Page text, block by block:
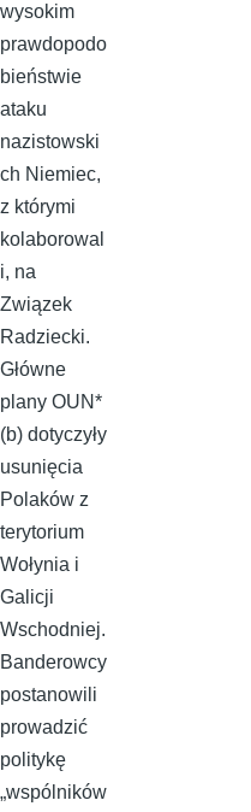
wysokim
prawdopodo
bieństwie
ataku
nazistowski
ch Niemiec,
z którymi
kolaborowal
i, na
Związek
Radziecki.
Główne
plany OUN*
(b) dotyczyły
usunięcia
Polaków z
terytorium
Wołynia i
Galicji
Wschodniej.
Banderowcy
postanowili
prowadzić
politykę
„wspólników